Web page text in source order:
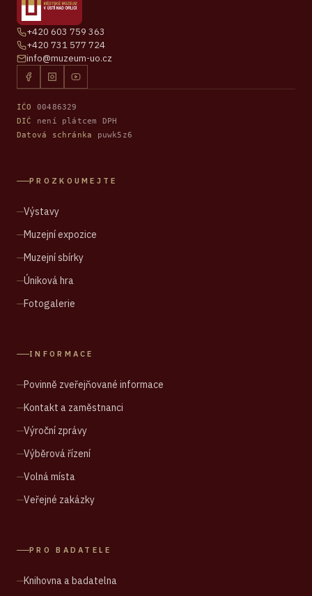
+420 603 759 363
+420 731 577 724
info@muzeum-uo.cz
IČO
00486329
DIČ
není plátcem DPH
Datová schránka
puwk5z6
PROZKOUMEJTE
Výstavy
Muzejní expozice
Muzejní sbírky
Úniková hra
Fotogalerie
INFORMACE
Povinně zveřejňované informace
Kontakt a zaměstnanci
Výroční zprávy
Výběrová řízení
Volná místa
Veřejné zakázky
PRO BADATELE
Knihovna a badatelna